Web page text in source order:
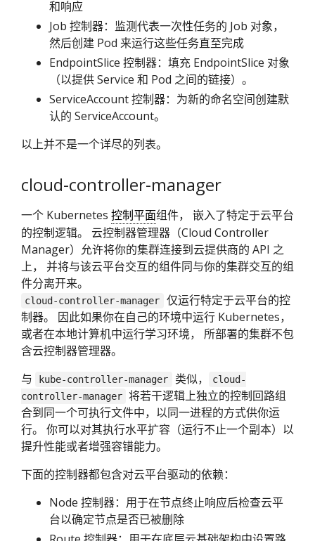
和响应
Job 控制器：监测代表一次性任务的 Job 对象，
然后创建 Pod 来运行这些任务直至完成
EndpointSlice 控制器：填充 EndpointSlice 对象
（以提供 Service 和 Pod 之间的链接）。
ServiceAccount 控制器：为新的命名空间创建默
认的 ServiceAccount。
以上并不是一个详尽的列表。
cloud-controller-manager
一个 Kubernetes 控制平面组件， 嵌入了特定于云平台
的控制逻辑。 云控制器管理器（Cloud Controller
Manager）允许将你的集群连接到云提供商的 API 之
上， 并将与该云平台交互的组件同与你的集群交互的组
件分离开来。
cloud-controller-manager
仅运行特定于云平台的控
制器。 因此如果你在自己的环境中运行 Kubernetes，
或者在本地计算机中运行学习环境， 所部署的集群不包
含云控制器管理器。
与
kube-controller-manager 类似，
cloud-
controller-manager 将若干逻辑上独立的控制回路组
合到同一个可执行文件中，以同一进程的方式供你运
行。 你可以对其执行水平扩容（运行不止一个副本）以
提升性能或者增强容错能力。
下面的控制器都包含对云平台驱动的依赖：
Node 控制器：用于在节点终止响应后检查云平
台以确定节点是否已被删除